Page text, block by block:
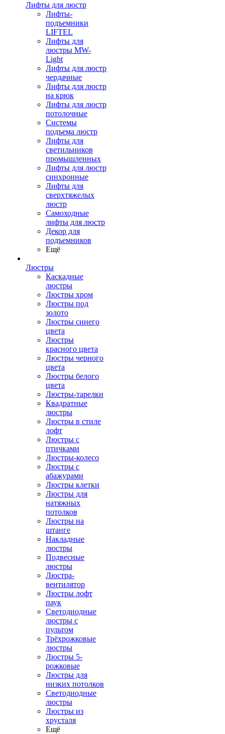
Лифты для люстр
Лифты-
подъемники
LIFTEL
Лифты для
люстры MW-
Light
Лифты для люстр
чердачные
Лифты для люстр
на крюк
Лифты для люстр
потолочные
Системы
подъема люстр
Лифты для
светильников
промышленных
Лифты для люстр
синхронные
Лифты для
сверхтяжелых
люстр
Самоходные
лифты для люстр
Декор для
подъемников
Ещё
Люстры
Каскадные
люстры
Люстры хром
Люстры под
золото
Люстры синего
цвета
Люстры
красного цвета
Люстры черного
цвета
Люстры белого
цвета
Люстры-тарелки
Квадратные
люстры
Люстры в стиле
лофт
Люстры с
птичками
Люстры-колесо
Люстры с
абажурами
Люстры клетки
Люстры для
натяжных
потолков
Люстры на
штанге
Накладные
люстры
Подвесные
люстры
Люстра-
вентилятор
Люстры лофт
паук
Светодиодные
люстры с
пультом
Трёхрожковые
люстры
Люстры 5-
рожковые
Люстры для
низких потолков
Cветодиодные
люстры
Люстры из
хрусталя
Ещё